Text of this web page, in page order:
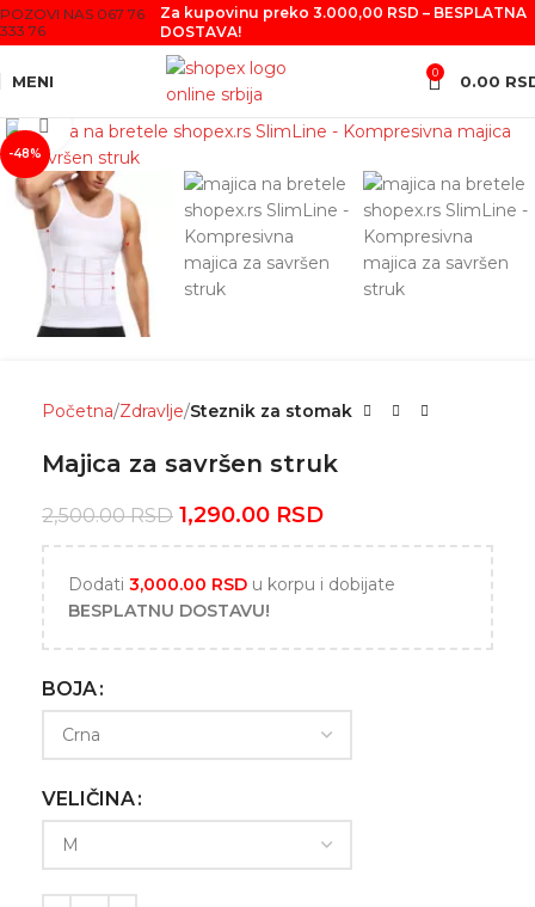
POZOVI NAS 067 76
333 76
Za kupovinu preko 3.000,00 RSD – BESPLATNA
DOSTAVA!
MENI 0 0.00
-48%
Click to enlarge
Početna Zdravlje Steznik za stomak
Majica za savršen struk
2,500.00RSD 1,290.00 RSD
Dodati 3,000.00 RSD u korpu i dobijate
BESPLATNU DOSTAVU!
BOJA
VELIČINA